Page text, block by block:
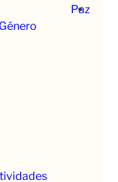
Paz
Género